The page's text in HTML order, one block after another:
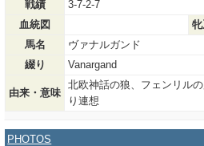
戦績
3-7-2-7
血統図
牝
馬名
ヴァナルガンド
綴り
Vanargand
由来・意味
北欧神話の狼、フェンリル
り連想
PHOTOS